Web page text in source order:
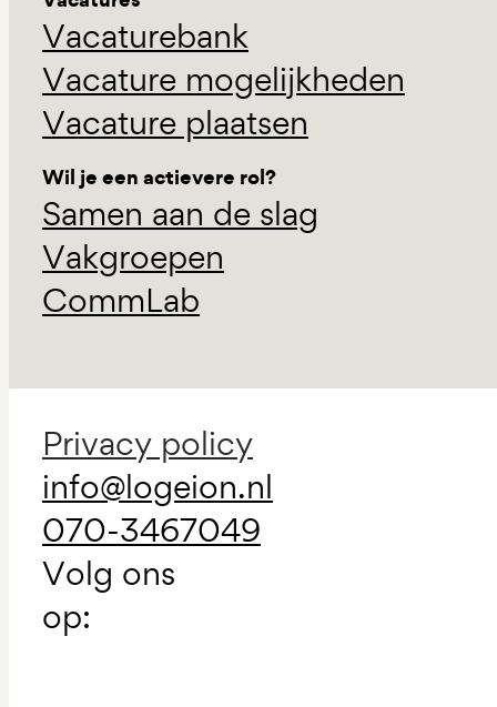
Vacaturebank
Vacature mogelijkheden
Vacature plaatsen
Wil je een actievere rol?
Samen aan de slag
Vakgroepen
CommLab
Privacy policy
info@logeion.nl
070-3467049
Volg ons
op: